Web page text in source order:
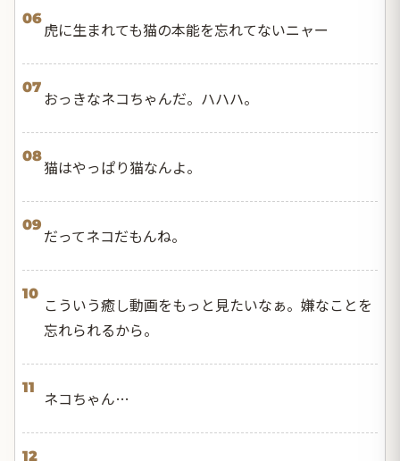
06
虎に生まれても猫の本能を忘れてないニャー
07
おっきなネコちゃんだ。ハハハ。
08
猫はやっぱり猫なんよ。
09
だってネコだもんね。
10
こういう癒し動画をもっと見たいなぁ。嫌なことを
忘れられるから。
11
ネコちゃん…
12